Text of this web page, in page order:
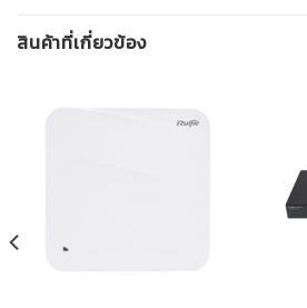
สินค้าที่เกี่ยวข้อง